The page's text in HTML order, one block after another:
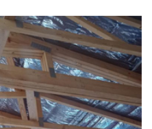
Les champs